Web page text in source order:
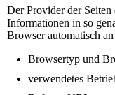
Der Provider der Seiten
Informationen in so
Browser automatisch
Browsertyp und
verwendetes